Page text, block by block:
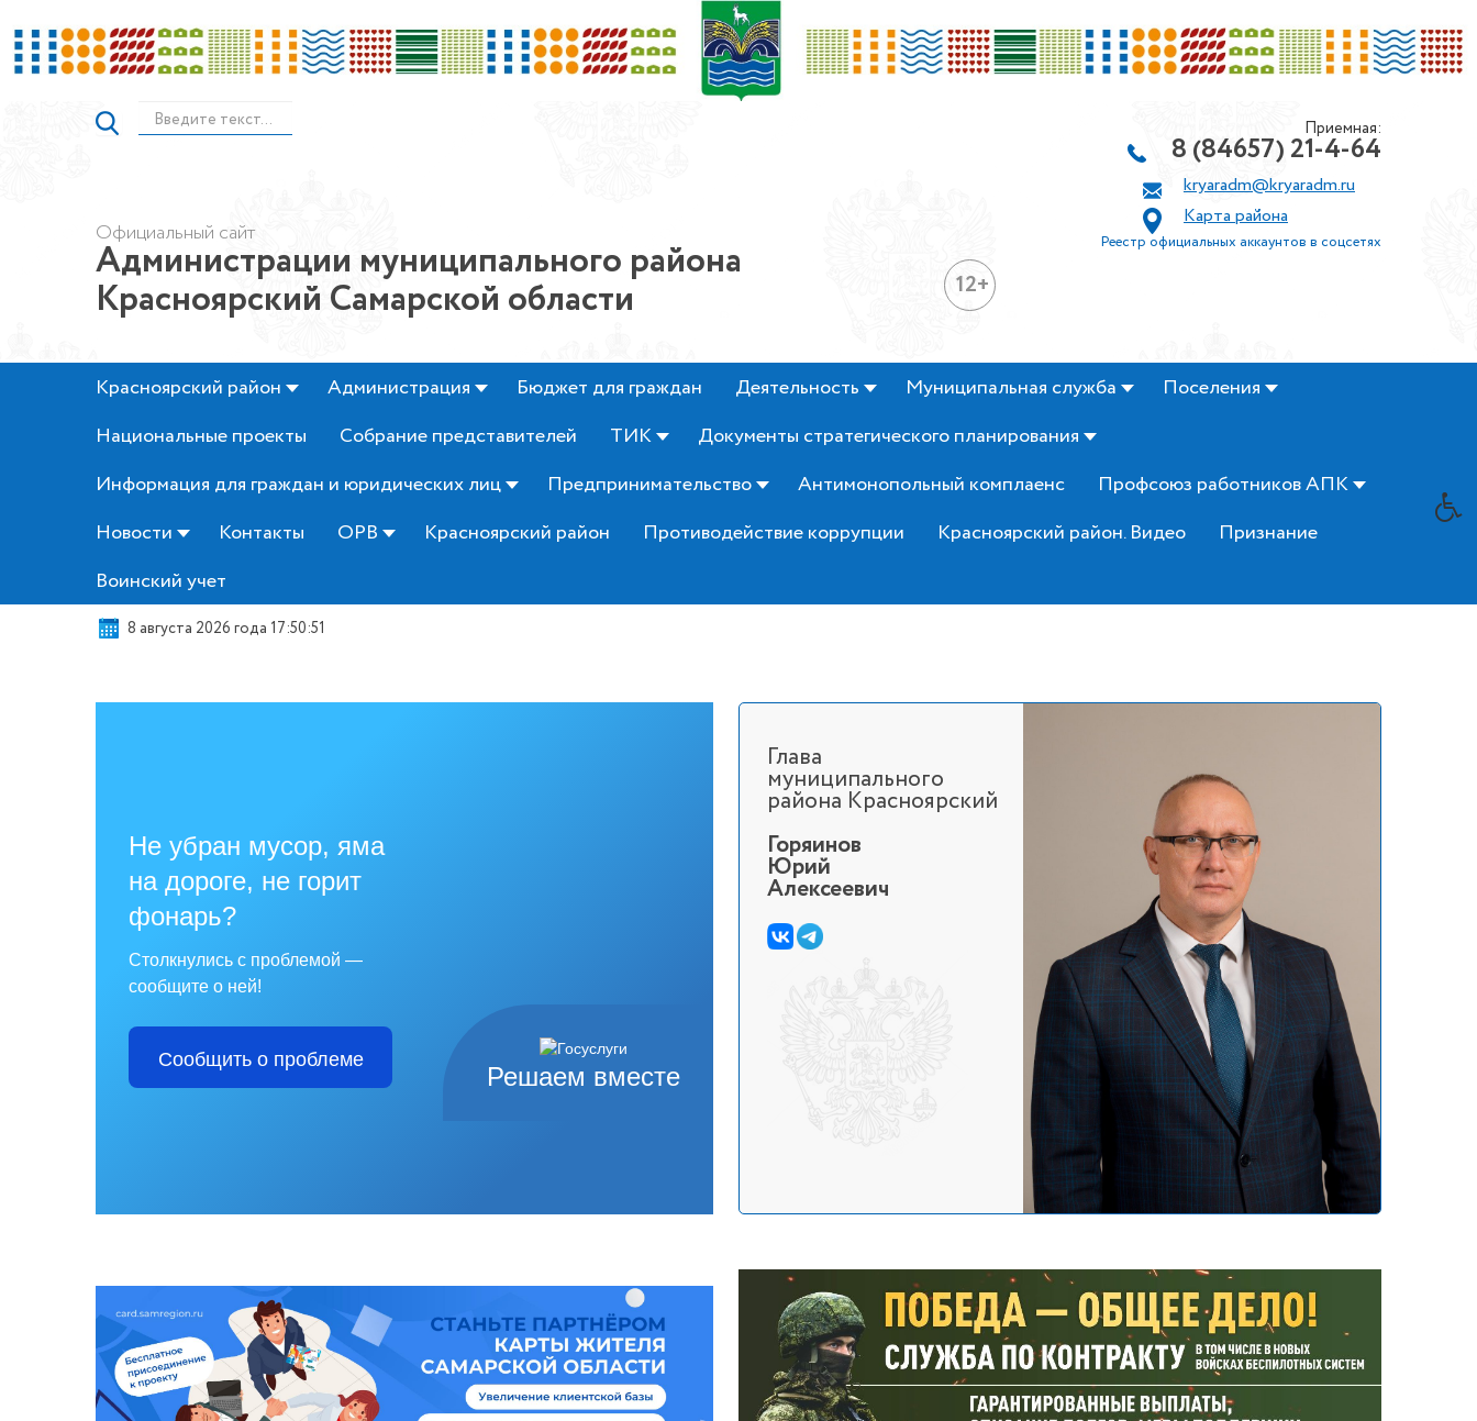
Официальный сайт
Администрации муниципального района
Красноярский Самарской области 12+
Приемная:
8 (84657) 21-4-64
kryaradm@kryaradm.ru
Карта района
Реестр официальных аккаунтов в соцсетях
Красноярский район Администрация Бюджет для граждан Деятельность Муниципальная служба
Поселения
Национальные проекты
Собрание представителей ТИК
Документы стратегического планирования
Информация для граждан и юридических лиц
Предпринимательство Антимонопольный комплаенс
Профсоюз работников АПК
Новости
Контакты ОРВ Красноярский район Противодействие коррупции Красноярский район. Видео
Признание
Воинский учет
8 августа 2026 года 17:50:53
Решаем вместе
Не убран мусор, яма
на дороге, не горит
фонарь?
Столкнулись с проблемой —
сообщите о ней!
Сообщить о проблеме
Глава
муниципального
района Красноярский
Горяинов
Юрий
Алексеевич